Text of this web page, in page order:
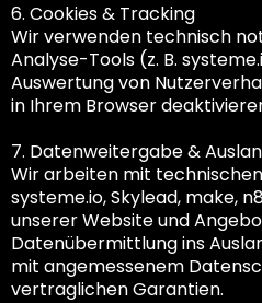
6. Cookies & Tracking
Wir verwenden technisch
Analyse-Tools (z. B.
Auswertung von
in Ihrem Browser
7. Datenweitergabe &
Wir arbeiten mit
systeme.io, Skylead, make,
unserer Website und
Datenübermittlung ins
mit angemessenem
vertraglichen Garantien.